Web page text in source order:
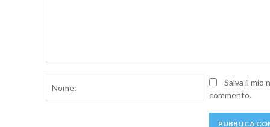
Nome:Salva il mio
commento.